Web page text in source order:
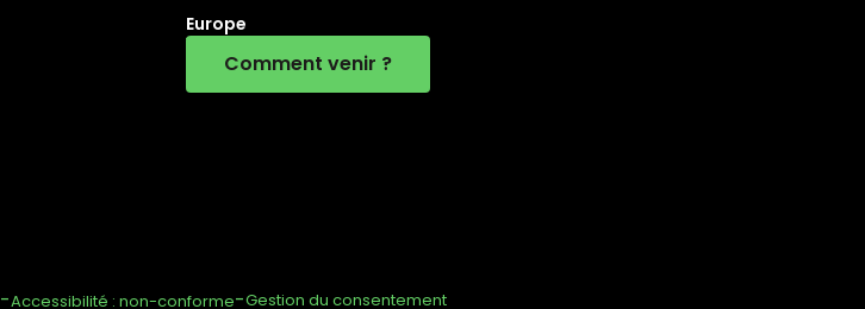
Europe
Comment venir ?
-Accessibilité : non-conforme-Gestion du consentement